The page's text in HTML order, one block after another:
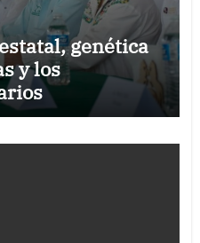
genética
y los